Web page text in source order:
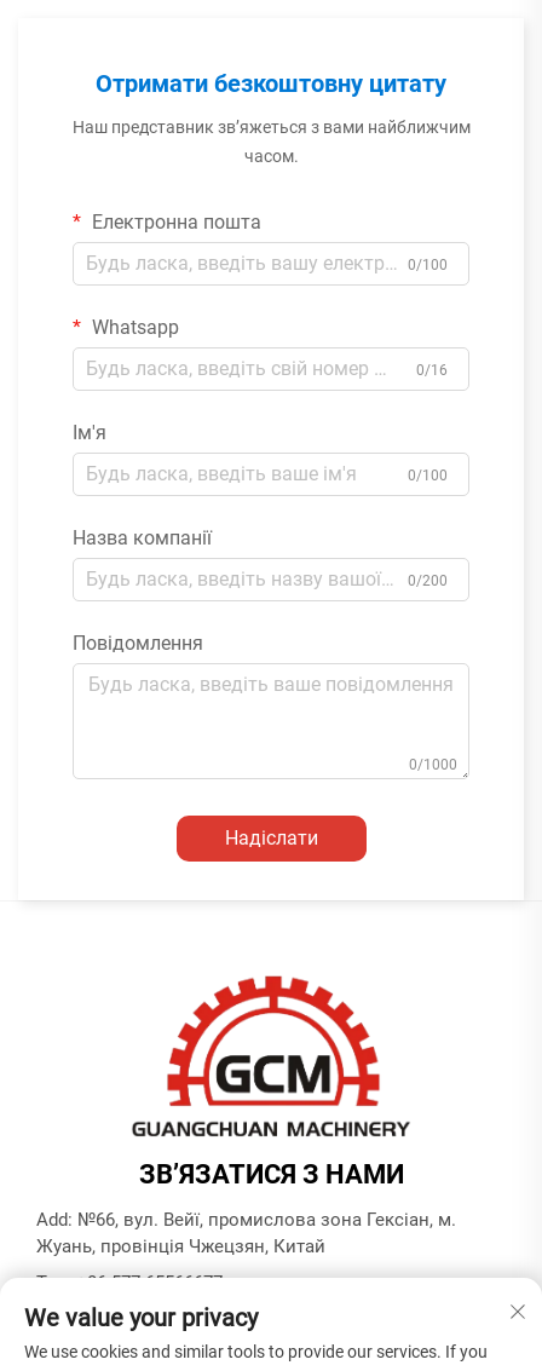
Отримати безкоштовну цитату
Наш представник зв’яжеться з вами найближчим
часом.
Електронна пошта
0/100
Whatsapp
0/16
Ім'я
0/100
Назва компанії
0/200
Повідомлення
0/1000
Надіслати
ЗВ’ЯЗАТИСЯ З НАМИ
Add: №66, вул. Вейї, промислова зона Гексіан, м.
Жуань, провінція Чжецзян, Китай
Тел.:+86-577-65566677
Ел. пошта: [email protected]
We value your privacy
We use cookies and similar tools to provide our services. If you